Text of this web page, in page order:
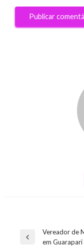
Navegação
Previous
Vereador de
em Guarapari